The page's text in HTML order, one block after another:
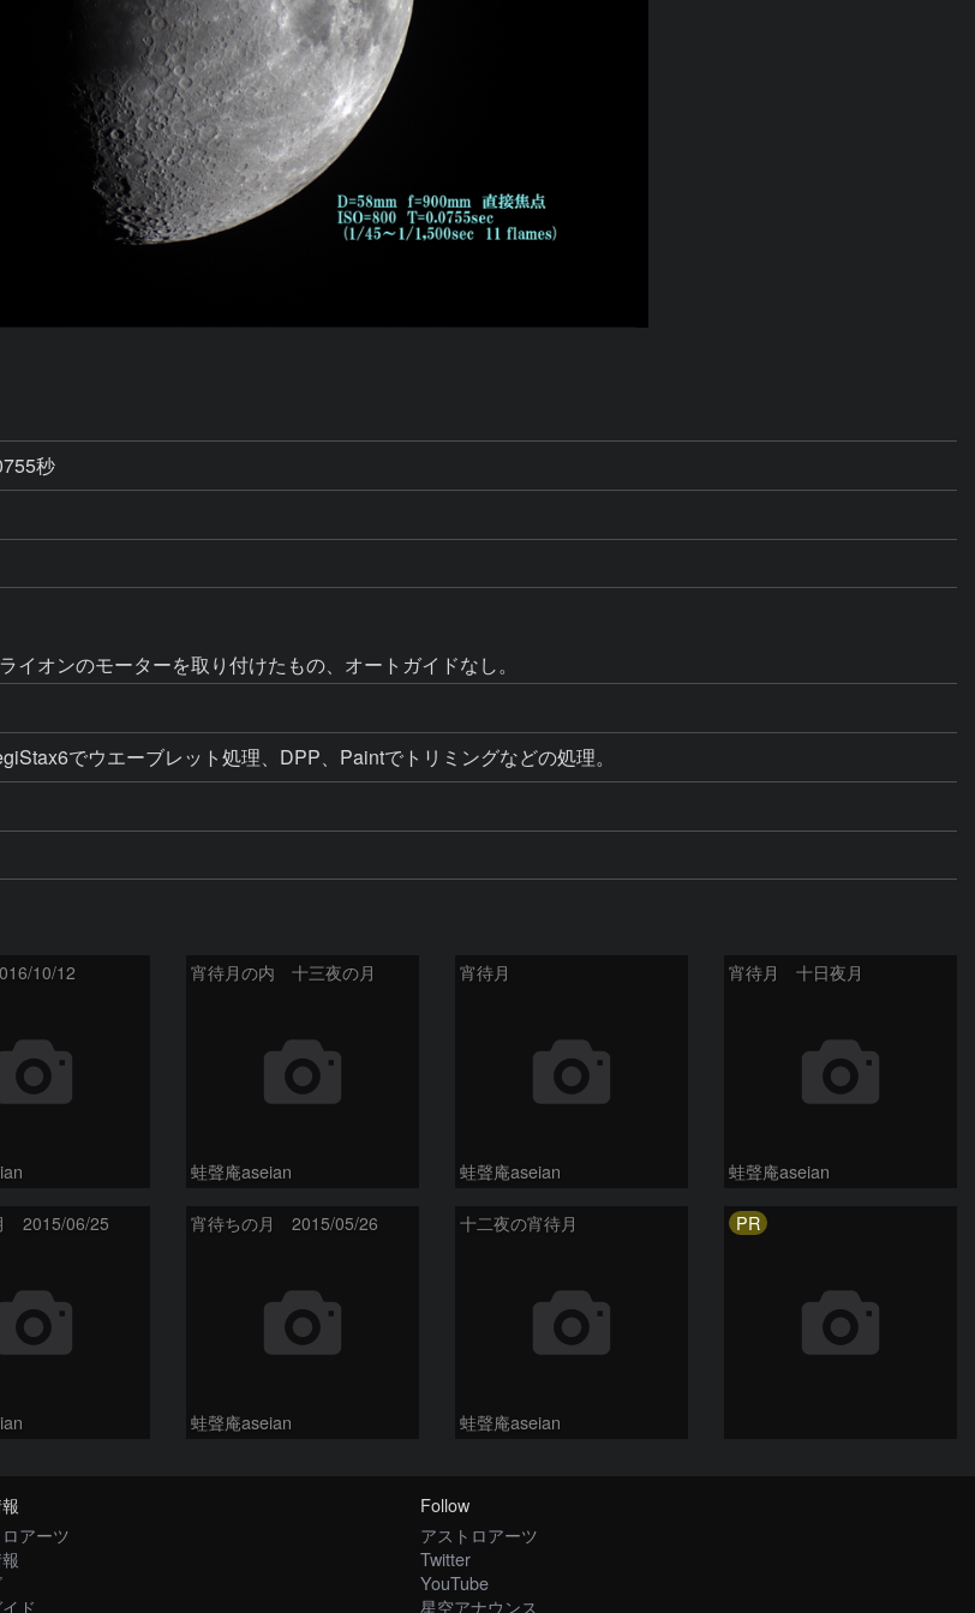
秒
オンのモーターを取り付けたもの、オートガイドなし。
でウエーブレット処理、DPP、Paintでトリミングなどの処理。
10/12 宵待月の内 十三夜の月
蛙聲庵aseian
宵待月
蛙聲庵aseian
宵待月 十日夜月
蛙聲庵aseian
2015/06/25 宵待ちの月 2015/05/26
蛙聲庵aseian
十二夜の宵待月
蛙聲庵aseian
PR
アーツ
ド
Follow
アストロアーツ
Twitter
YouTube
星空アナウンス